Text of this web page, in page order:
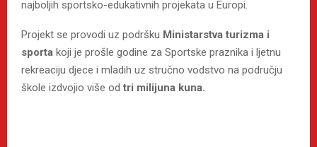
najboljih sportsko-edukativnih projekata u Europi.
Projekt se provodi uz podršku Ministarstva turizma i
sporta koji je prošle godine za Sportske praznika i ljetnu
rekreaciju djece i mladih uz stručno vodstvo na području
škole izdvojio više od tri milijuna kuna.